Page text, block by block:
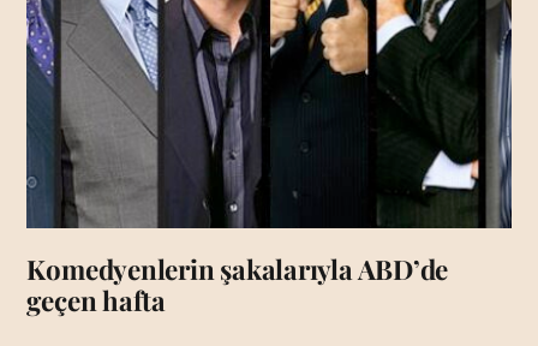
Komedyenlerin şakalarıyla ABD’de
geçen hafta